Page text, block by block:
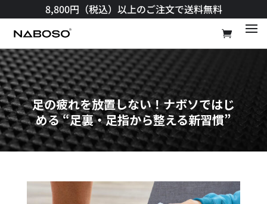
8,800円（税込）以上のご注文で送料無料​
足の疲れを放置しない！ナボソではじ
める “足裏・足指から整える新習慣”